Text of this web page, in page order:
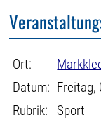
Ort:
Datum: Freitag,
Rubrik:
Sport